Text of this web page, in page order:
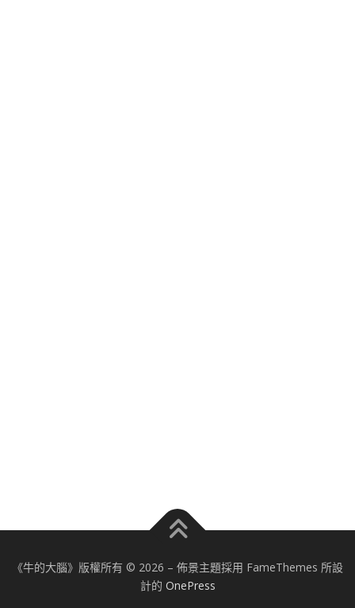
《牛的大腦》版權所有 © 2026 – 佈景主題採用 FameThemes 所設
計的 OnePress